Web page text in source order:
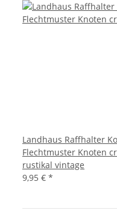
Landhaus Raffhalter
Flechtmuster Knoten
rustikal vintage
9,95 € *